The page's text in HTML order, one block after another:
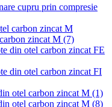
cupru prin compresie
carbon zincat M
zincat M (7)
din otel carbon zincat FE
din otel carbon zincat FI
otel carbon zincat M (1)
otel carbon zincat M (8)